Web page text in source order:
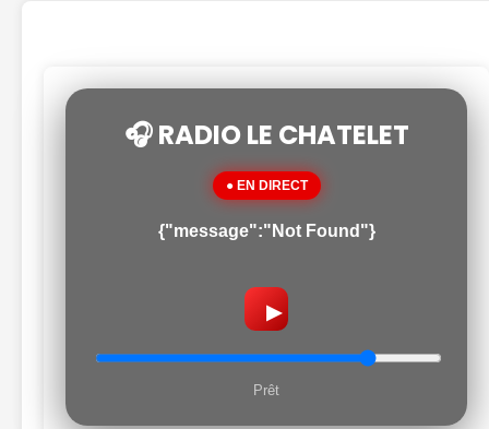
🎧 RADIO LE CHATELET
● EN DIRECT
{"message":"Not Found"}
▶
Prêt